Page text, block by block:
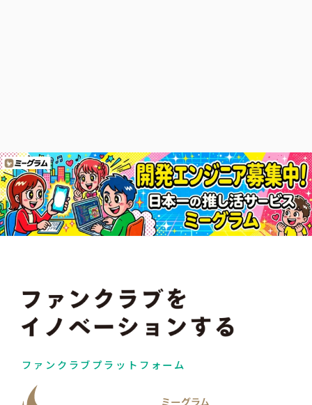
ファンクラブプラットフォーム